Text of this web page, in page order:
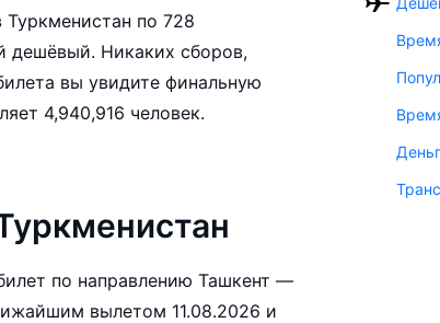
Туркменистан по 728
дешёвый. Никаких сборов,
вы увидите финальную
по направлению Ташкент —